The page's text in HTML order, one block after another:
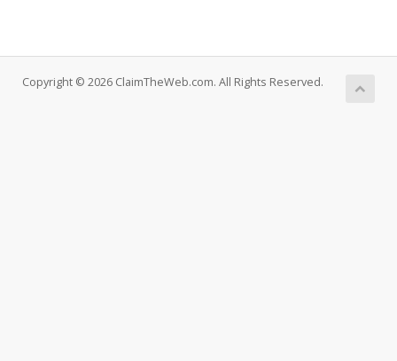
Copyright © 2026 ClaimTheWeb.com. All Rights Reserved.